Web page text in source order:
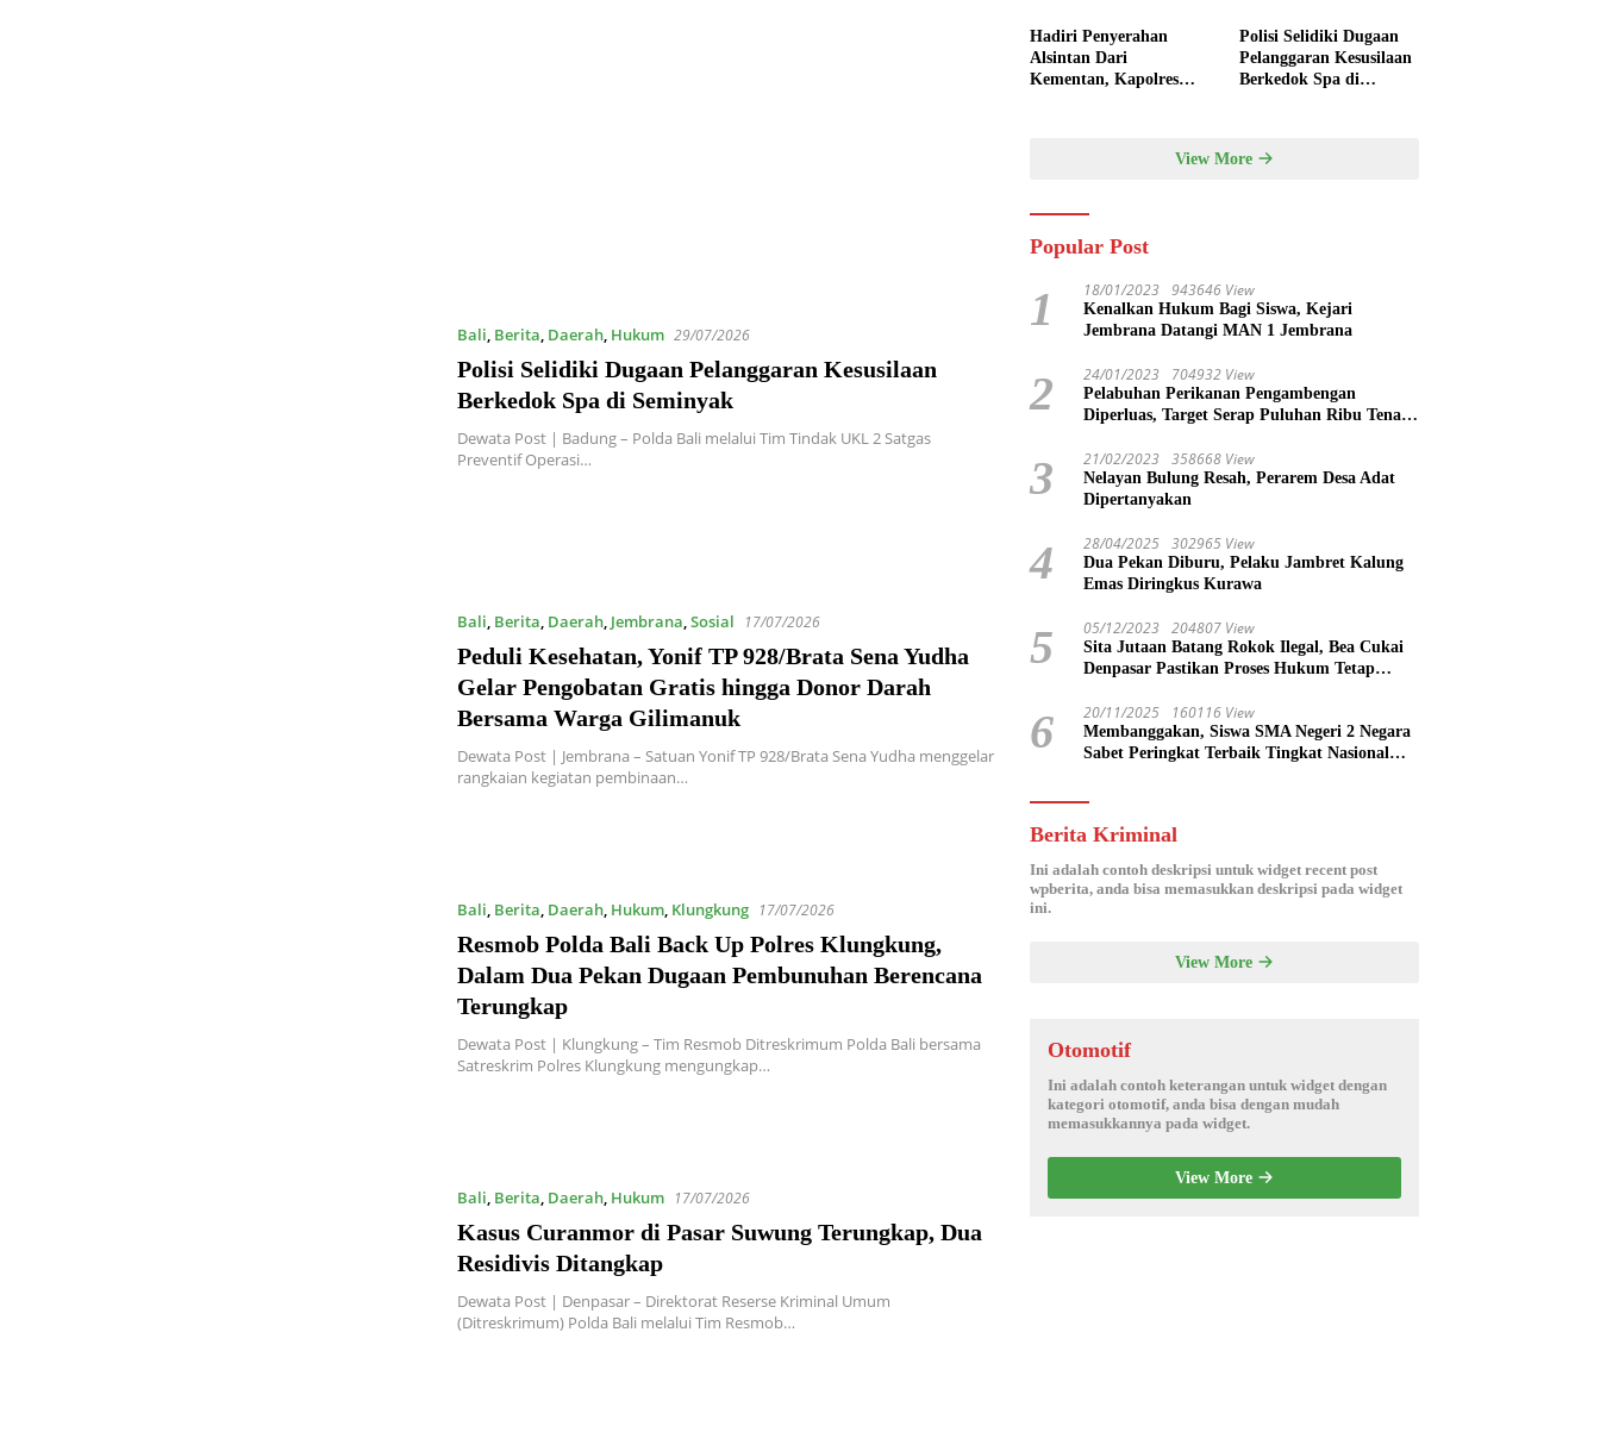
Bali, Berita, Daerah, Hukum 29/07/2026
Polisi Selidiki Dugaan Pelanggaran Kesusilaan
Berkedok Spa di Seminyak
Dewata Post | Badung – Polda Bali melalui Tim Tindak UKL 2 Satgas
Preventif Operasi…
Bali, Berita, Daerah, Jembrana,Sosial 17/07/2026
Peduli Kesehatan, Yonif TP 928/Brata Sena Yudha
Gelar Pengobatan Gratis hingga Donor Darah
Bersama Warga Gilimanuk
Dewata Post | Jembrana – Satuan Yonif TP 928/Brata Sena Yudha menggelar
rangkaian kegiatan pembinaan…
Bali, Berita, Daerah, Hukum, Klungkung 17/07/2026
Resmob Polda Bali Back Up Polres Klungkung,
Dalam Dua Pekan Dugaan Pembunuhan Berencana
Terungkap
Dewata Post | Klungkung – Tim Resmob Ditreskrimum Polda Bali bersama
Satreskrim Polres Klungkung mengungkap…
Bali, Berita, Daerah, Hukum 17/07/2026
Kasus Curanmor di Pasar Suwung Terungkap, Dua
Residivis Ditangkap
Dewata Post | Denpasar – Direktorat Reserse Kriminal Umum
(Ditreskrimum) Polda Bali melalui Tim Resmob…
Hadiri Penyerahan
Alsintan Dari
Kementan, Kapolres
Polisi Selidiki Dugaan
Pelanggaran Kesusilaan
Berkedok Spa di
View More
Popular Post
1 18/01/2023 943646 View
Kenalkan Hukum Bagi Siswa, Kejari
Jembrana Datangi MAN 1 Jembrana
2 24/01/2023 704932 View
Pelabuhan Perikanan Pengambengan
Diperluas, Target Serap Puluhan Ribu Tenaga
3 21/02/2023 358668 View
Nelayan Bulung Resah, Perarem Desa Adat
Dipertanyakan
4 28/04/2025 302965 View
Dua Pekan Diburu, Pelaku Jambret Kalung
Emas Diringkus Kurawa
5 05/12/2023 204807 View
Sita Jutaan Batang Rokok Ilegal, Bea Cukai
Denpasar Pastikan Proses Hukum Tetap
6 20/11/2025 160116 View
Membanggakan, Siswa SMA Negeri 2 Negara
Sabet Peringkat Terbaik Tingkat Nasional
Berita Kriminal
Ini adalah contoh deskripsi untuk widget recent post
wpberita, anda bisa memasukkan deskripsi pada widget
ini.
View More
Otomotif
Ini adalah contoh keterangan untuk widget dengan
kategori otomotif, anda bisa dengan mudah
memasukkannya pada widget.
View More